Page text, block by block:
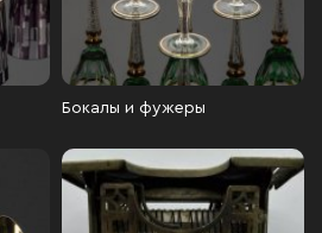
Бокалы и фужеры